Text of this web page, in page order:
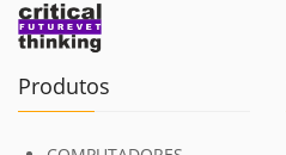
Produtos